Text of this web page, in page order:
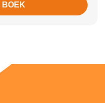
BOEK